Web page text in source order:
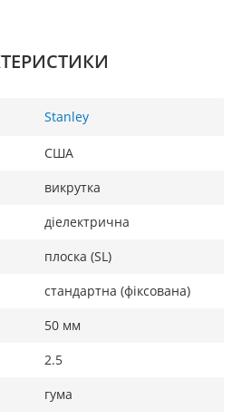
Stanley
США
викрутка
діелектрична
плоска (SL)
стандартна (фіксована)
50 мм
2.5
гума